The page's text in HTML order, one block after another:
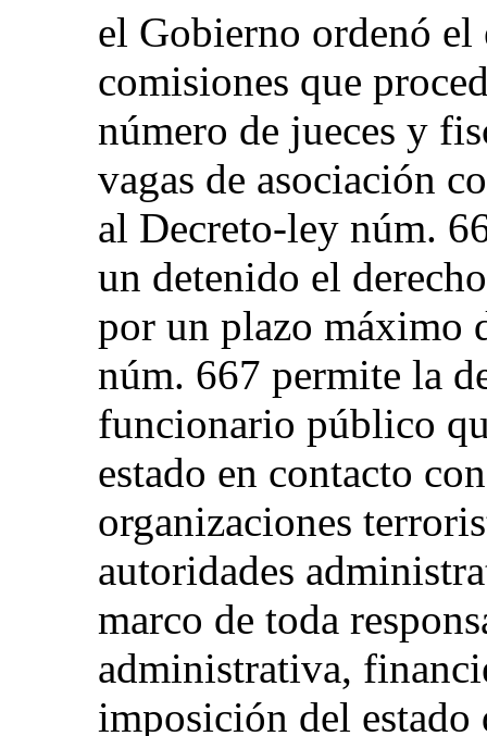
el Gobierno ordenó el
comisiones que
número de jueces y
vagas de asociación
al Decreto-ley núm.
un detenido el
por un plazo máximo
núm. 667 permite la
funcionario público
estado en contacto
organizaciones
autoridades
marco de toda
administrativa,
imposición del estado